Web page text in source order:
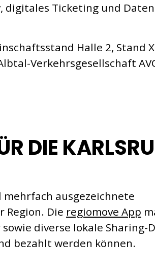
digitales Ticketing und
Halle 2, Stand
Verkehrsgesellschaft
DIE
ausgezeichnete
Die regiomove App
diverse lokale Sharing-
bezahlt werden können.